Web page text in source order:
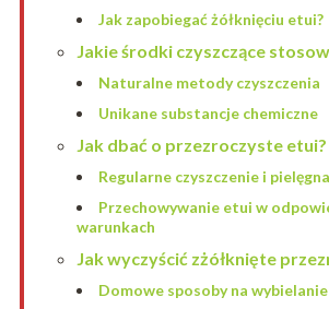
Jak zapobiegać żółknięciu etui?
Jakie środki czyszczące
Naturalne metody czyszczenia
Unikane substancje chemiczne
Jak dbać o przezroczyste etui?
Regularne czyszczenie i
Przechowywanie etui w
warunkach
Jak wyczyścić zżółknięte
Domowe sposoby na